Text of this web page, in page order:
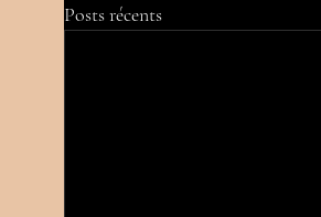
Posts récents